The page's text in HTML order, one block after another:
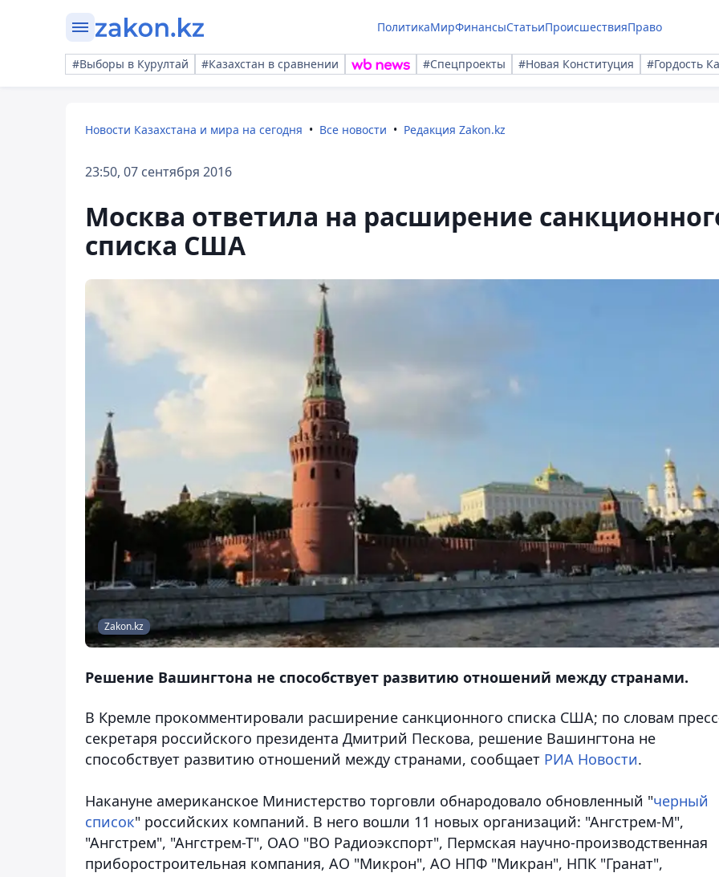
ПолитикаМирФинансыСтатьиПроисшествияПраво
#Выборы в Курултай #Казахстан в сравнении #Спецпроекты #Новая Конституция #Гордость
Новости Казахстана и мира на сегодня Все новости Редакция Zakon.kz
23:50, 07 сентября 2016
Москва ответила на расширение
списка США
Zakon.kz
Решение Вашингтона не способствует развитию отношений между странами.
В Кремле прокомментировали расширение санкционного списка США; по словам
секретаря российского президента Дмитрий Пескова, решение Вашингтона не
способствует развитию отношений между странами, сообщает РИА Новости.
Накануне американское Министерство торговли обнародовало обновленный "черный
список" российских компаний. В него вошли 11 новых организаций: "Ангстрем-М",
"Ангстрем", "Ангстрем-Т", ОАО "ВО Радиоэкспорт", Пермская научно-производственная
приборостроительная компания, АО "Микрон", АО НПФ "Микран", НПК "Гранат",